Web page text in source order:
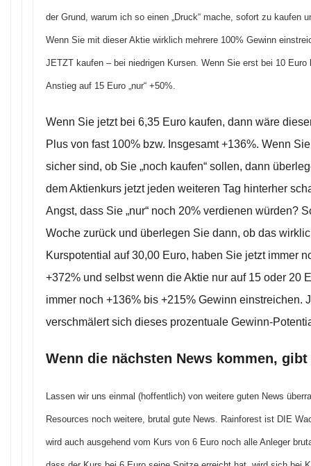
der Grund, warum ich so einen „Druck“ mache, sofort zu kaufen
Wenn Sie mit dieser Aktie wirklich mehrere 100% Gewinn
JETZT kaufen – bei niedrigen Kursen. Wenn Sie erst bei 10
Anstieg auf 15 Euro „nur“ +50%.
Wenn Sie jetzt bei 6,35 Euro kaufen, dann wäre
Plus von fast 100% bzw. Insgesamt +136%. Wenn
sicher sind, ob Sie „noch kaufen“ sollen, dann
dem Aktienkurs jetzt jeden weiteren Tag hinterher
Angst, dass Sie „nur“ noch 20% verdienen würden?
Woche zurück und überlegen Sie dann, ob das
Kurspotential auf 30,00 Euro, haben Sie jetzt immer
+372% und selbst wenn die Aktie nur auf 15 oder 20
immer noch +136% bis +215% Gewinn einstreichen.
verschmälert sich dieses prozentuale Gewinn-
Wenn die nächsten News kommen,
Lassen wir uns einmal (hoffentlich) von weitere guten News
Resources noch weitere, brutal gute News. Rainforest ist DIE
wird auch ausgehend vom Kurs von 6 Euro noch alle Anleger